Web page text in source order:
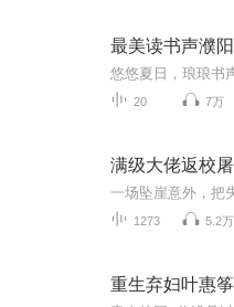
最美读书声濮
20 7万
满级大佬返校
1273 5.2万
重生弃妇叶惠